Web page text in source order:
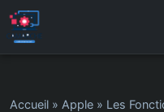
Accueil » Apple » Les